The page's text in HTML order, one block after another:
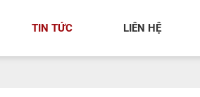
TIN TỨC LIÊN HỆ